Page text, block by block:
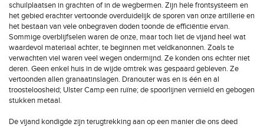
schuilplaatsen in grachten of in de wegbermen. Zijn hele frontsysteem en
het gebied erachter vertoonde overduidelijk de sporen van onze artillerie en
het bestaan van vele onbegraven doden toonde de efficiëntie ervan.
Sommige overblijfselen waren de onze, maar toch liet de vijand heel wat
waardevol materiaal achter, te beginnen met veldkanonnen. Zoals te
verwachten viel waren veel wegen ondermijnd. Ze konden ons echter niet
deren. Geen enkel huis in de wijde omtrek was gespaard gebleven. Ze
vertoonden allen granaatinslagen. Dranouter was en is één en al
troosteloosheid; Ulster Camp een ruïne; de spoorlijnen vernield en gebogen
stukken metaal.
De vijand kondigde zijn terugtrekking aan op een manier die ons deed